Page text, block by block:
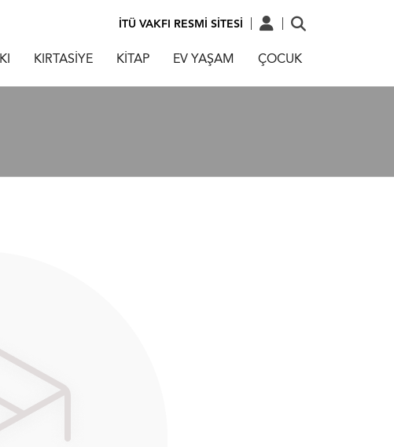
İTÜ VAKFI RESMİ SİTESİ
KIRTASİYE KİTAP EV YAŞAM ÇOCUK